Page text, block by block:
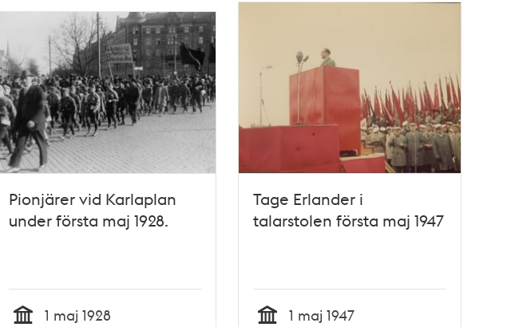
Pionjärer vid Karlaplan
under första maj 1928.
1 maj 1928
Tage Erlander i
talarstolen första maj 1947
1 maj 1947